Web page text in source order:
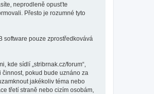
neprodleně opusťte
Přesto je rozumné tyto
software pouze zprostředkovává
kde sídlí „stribrnak.cz/forum“,
pokud bude uznáno za
jakékoliv téma nebo
třetí straně nebo cizím osobám,